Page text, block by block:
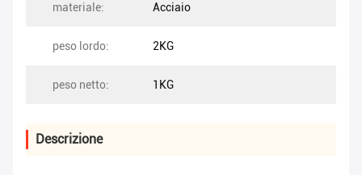
materiale: Acciaio
peso lordo: 2KG
peso netto: 1KG
Descrizione